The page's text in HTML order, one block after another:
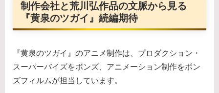
制作会社と荒川弘作品の文脈から見る
『黄泉のツガイ』続編期待
『黄泉のツガイ』のアニメ制作は、プロダクション・
スーパーバイズをボンズ、アニメーション制作をボン
ズフィルムが担当しています。